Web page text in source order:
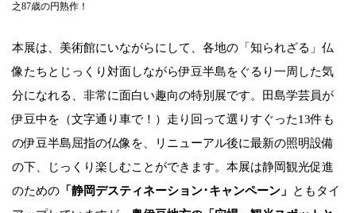
之87歳の円熟作！
本展は、美術館にいながらにして、各地の「知られざる」仏
像たちとじっくり対面しながら伊豆半島をぐるり一周した気
分になれる、非常に面白い趣向の特別展です。田島学芸員が
伊豆中を（文字通り車で！）走り回って選りすぐった13件も
の伊豆半島屈指の仏像を、リニューアル後に最新の照明設備
の下、じっくり楽しむことができます。本展は静岡観光促進
のための 「静岡デスティネーション･キャンペーン」
ともタイ